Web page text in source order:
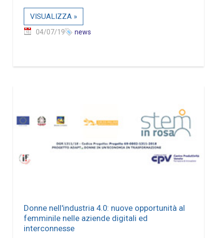
VISUALIZZA »
04/07/19 news
Donne nell'industria 4.0: nuove opportunità al
femminile nelle aziende digitali ed
interconnesse